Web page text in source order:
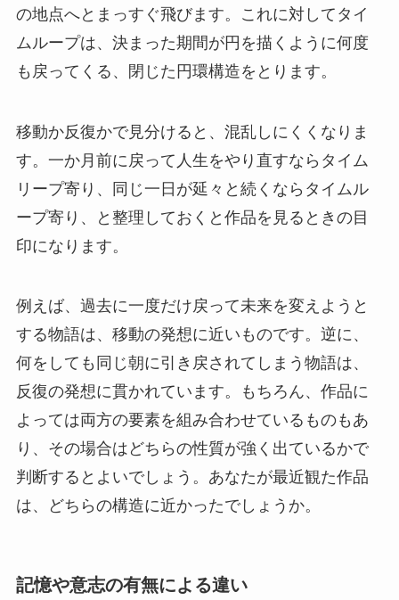
の地点へとまっすぐ飛びます。これに対してタイ
ムループは、決まった期間が円を描くように何度
も戻ってくる、閉じた円環構造をとります。
移動か反復かで見分けると、混乱しにくくなりま
す。一か月前に戻って人生をやり直すならタイム
リープ寄り、同じ一日が延々と続くならタイムル
ープ寄り、と整理しておくと作品を見るときの目
印になります。
例えば、過去に一度だけ戻って未来を変えようと
する物語は、移動の発想に近いものです。逆に、
何をしても同じ朝に引き戻されてしまう物語は、
反復の発想に貫かれています。もちろん、作品に
よっては両方の要素を組み合わせているものもあ
り、その場合はどちらの性質が強く出ているかで
判断するとよいでしょう。あなたが最近観た作品
は、どちらの構造に近かったでしょうか。
記憶や意志の有無による違い